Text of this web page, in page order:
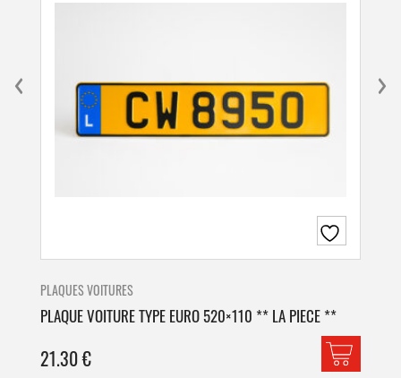
PLAQUES VOITURES
PLAQUE VOITURE TYPE EURO 520×110 ** LA PIECE **
21.30€